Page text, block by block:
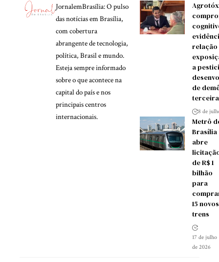
JornalemBrasília: O pulso
das notícias em Brasília,
com cobertura
abrangente de tecnologia,
política, Brasil e mundo.
Esteja sempre informado
sobre o que acontece na
capital do país e nos
principais centros
internacionais.
a
de
8 de
Metrô
Brasília
abre
de R$ 1
bilhão
para
15 novos
trens
17 de julho
de 2026